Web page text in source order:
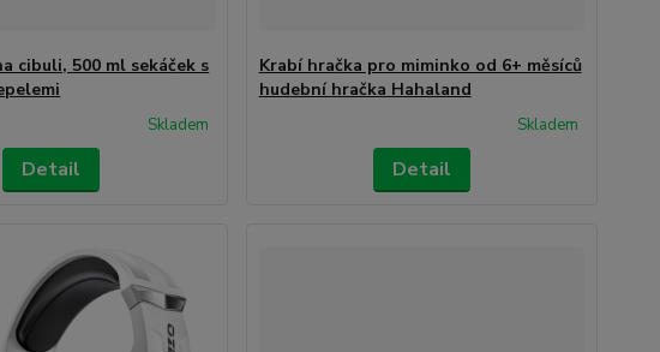
cibuli, 500 ml sekáček s
Skladem
Detail
Krabí hračka pro miminko od 6+ měsíců
hudební hračka Hahaland
Skladem
Detail